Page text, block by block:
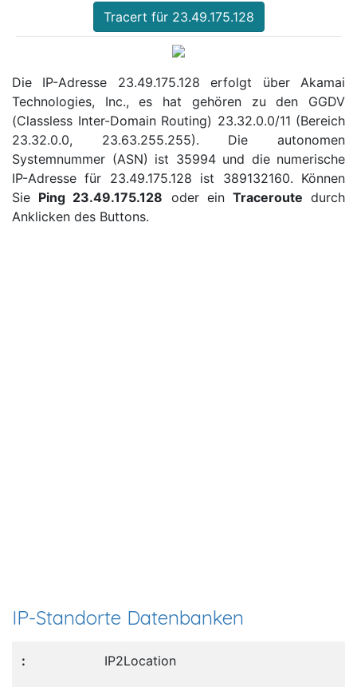
Tracert für 23.49.175.128
Die IP-Adresse 23.49.175.128 erfolgt über Akamai
Technologies, Inc., es hat gehören zu den GGDV
(Classless Inter-Domain Routing) 23.32.0.0/11 (Bereich
23.32.0.0, 23.63.255.255). Die autonomen
Systemnummer (ASN) ist 35994 und die numerische
IP-Adresse für 23.49.175.128 ist 389132160. Können
Sie Ping 23.49.175.128 oder ein Traceroute durch
Anklicken des Buttons.
IP-Standorte Datenbanken
IP2Location